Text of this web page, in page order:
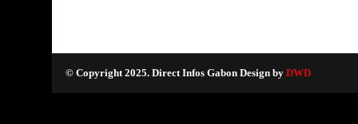
© Copyright 2025. Direct Infos Gabon Design by DWD